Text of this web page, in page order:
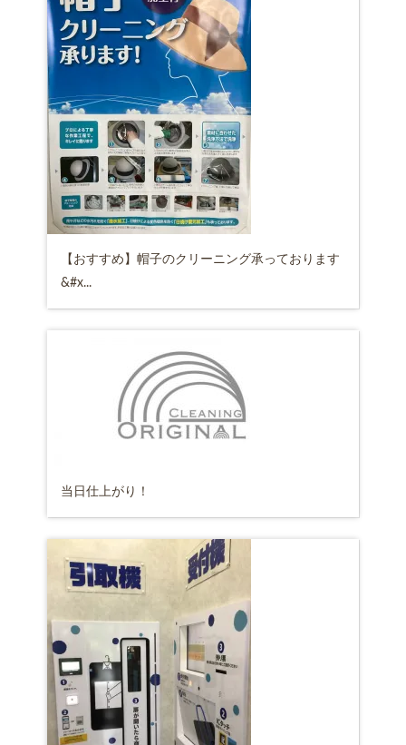
【おすすめ】帽子のクリーニング承っております
&#x...
当日仕上がり！